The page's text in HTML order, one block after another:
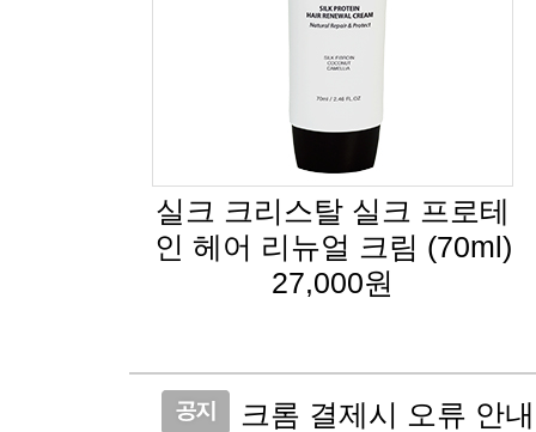
인 헤어 리뉴얼 크림 (70ml)
27,000원
크롬 결제시 오류 안내